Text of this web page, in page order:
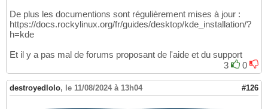
De plus les documentions sont régulièrement mises à jour :
https://docs.rockylinux.org/fr/guides/desktop/kde_installation/?
h=kde
Et il y a pas mal de forums proposant de l'aide et du support
3
0
destroyedlolo, le 11/08/2024 à 13h04 #126